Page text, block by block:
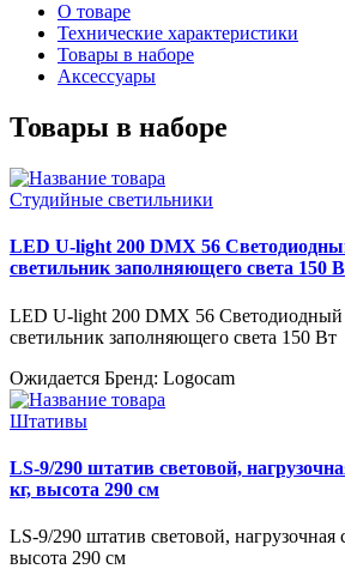
О товаре
Технические характеристики
Товары в наборе
Аксессуары
Товары в наборе
Студийные светильники
LED U-light 200 DMX 56
светильник заполняющего света 150
LED U-light 200 DMX 56
светильник заполняющего света 150 Вт
Ожидается Бренд: Logocam
Штативы
LS-9/290 штатив световой,
кг, высота 290 см
LS-9/290 штатив световой, нагрузочная
высота 290 см